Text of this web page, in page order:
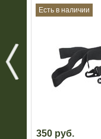
(Black)
Есть в наличии
350 руб.